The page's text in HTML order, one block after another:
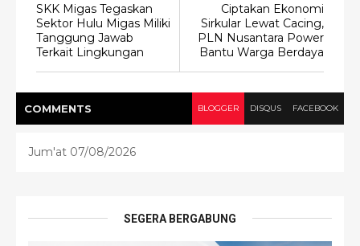
Ciptakan Ekonomi
Sirkular Lewat Cacing,
PLN Nusantara Power
Bantu Warga Berdaya
SKK Migas Tegaskan
Sektor Hulu Migas Miliki
Tanggung Jawab
Terkait Lingkungan
COMMENTS BLOGGER DISQUS FACEBOOK
Jum'at 07/08/2026
SEGERA BERGABUNG